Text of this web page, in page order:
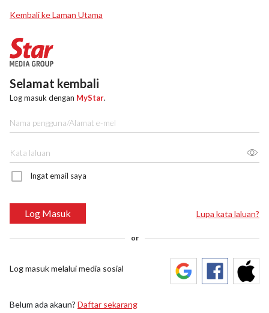
Kembali ke Laman Utama
Selamat kembali
Log masuk dengan MyStar.
Ingat email saya
Log Masuk Lupa kata laluan?
or
Log masuk melalui media sosial
Belum ada akaun? Daftar sekarang